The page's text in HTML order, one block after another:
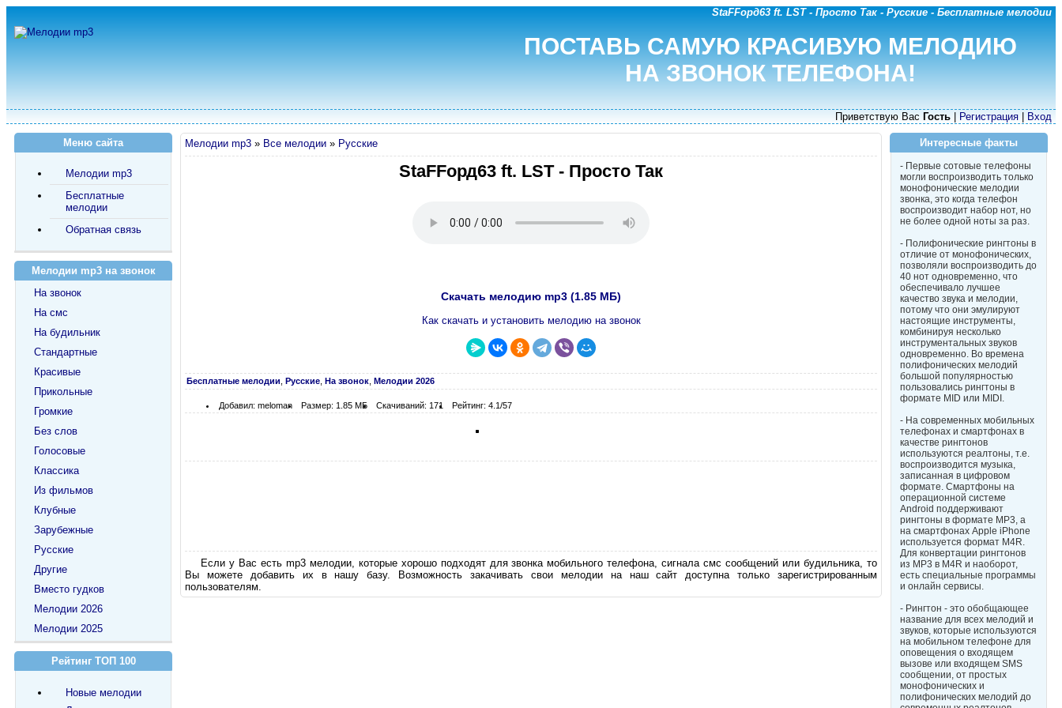
StaFFорд63 ft. LST - Просто Так - Русские - Бесплатные мелодии
ПОСТАВЬ САМУЮ КРАСИВУЮ МЕЛОДИЮ
НА ЗВОНОК ТЕЛЕФОНА!
Приветствую Вас Гость Регистрация Вход
Мелодии mp3 » Все мелодии » Русские
StaFFорд63 ft. LST - Просто Так
Скачать мелодию mp3 (1.85 МБ)
Как скачать и установить мелодию на звонок
Бесплатные мелодии Русские На звонок Мелодии 2026
Добавил: meloman Размер: 1.85 МБ Скачиваний: 171 Рейтинг: 4.1/57
Если у Вас есть mp3 мелодии, которые хорошо подходят для звонка мобильного телефона, сигнала смс сообщений или будильника, то
Вы можете добавить их в нашу базу. Возможность закачивать свои мелодии на наш сайт доступна только зарегистрированным
пользователям.
Меню сайта
Мелодии mp3
Бесплатные
мелодии
Обратная связь
Мелодии mp3 на звонок
На звонок
На смс
На будильник
Стандартные
Красивые
Прикольные
Громкие
Без слов
Голосовые
Классика
Из фильмов
Клубные
Зарубежные
Русские
Другие
Вместо гудков
Мелодии 2026
Мелодии 2025
Рейтинг ТОП 100
Новые мелодии
Интересные факты
- Первые сотовые телефоны
могли воспроизводить только
монофонические мелодии
звонка, это когда телефон
воспроизводит набор нот, но
не более одной ноты за раз.
- Полифонические рингтоны в
отличие от монофонических,
позволяли воспроизводить до
40 нот одновременно, что
обеспечивало лучшее
качество звука и мелодии,
потому что они эмулируют
настоящие инструменты,
комбинируя несколько
инструментальных звуков
одновременно. Во времена
полифонических мелодий
большой популярностью
пользовались рингтоны в
формате MID или MIDI.
- На современных мобильных
телефонах и смартфонах в
качестве рингтонов
используются реалтоны, т.е.
воспроизводится музыка,
записанная в цифровом
формате. Смартфоны на
операционной системе
Android поддерживают
рингтоны в формате MP3, а
на смартфонах Apple iPhone
используется формат M4R.
Для конвертации рингтонов
из MP3 в M4R и наоборот,
есть специальные программы
и онлайн сервисы.
- Рингтон - это обобщающее
название для всех мелодий и
звуков, которые используются
на мобильном телефоне для
оповещения о входящем
вызове или входящем SMS
сообщении, от простых
монофонических и
полифонических мелодий до